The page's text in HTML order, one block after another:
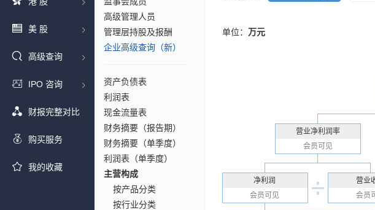
美 股
高级查询
IPO 咨询
财报完整对比
购买服务
我的收藏
高级管理人员
管理层持股及报酬
企业高级查询（新）
资产负债表
利润表
现金流量表
财务摘要（报告期）
财务摘要（单季度）
利润表（单季度）
主营构成
按产品分类
按行业分类
单位： 万元
营业净利润率
会员可见
净利润
会员可见
营业
会员